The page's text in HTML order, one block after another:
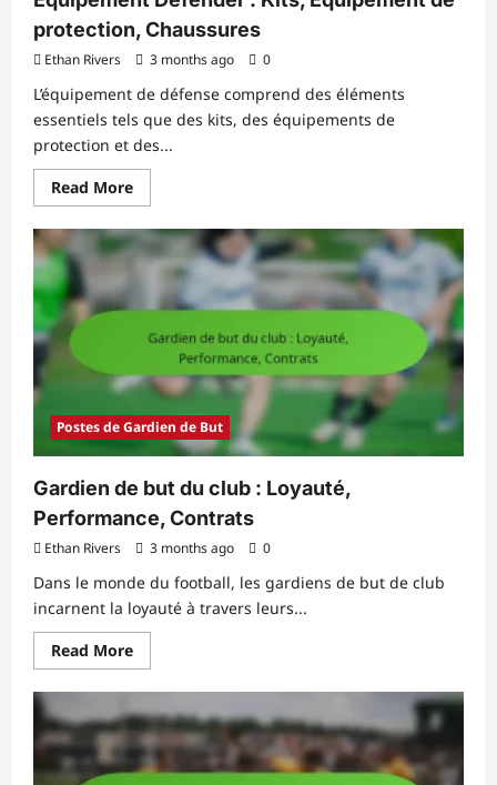
protection, Chaussures
Ethan Rivers 3 months ago 0
L’équipement de défense comprend des éléments
essentiels tels que des kits, des équipements de
protection et des...
Read MoreRead
more
Équipement
Defender
Équipement
de
Chaussures
Postes de Gardien de But
Gardien de but du club : Loyauté,
Performance, Contrats
Ethan Rivers 3 months ago 0
Dans le monde du football, les gardiens de but de club
incarnent la loyauté à travers leurs...
Read MoreRead
more
Gardien
de
but
du
club
: